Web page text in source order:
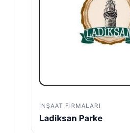
İNŞAAT FIRMALARI
Ladiksan Parke